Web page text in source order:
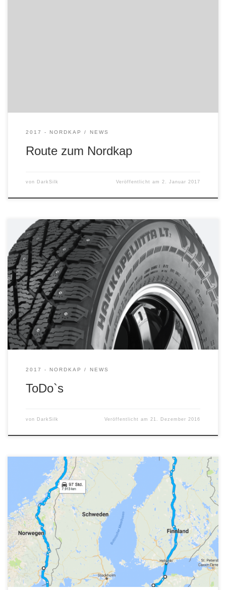
2017 - NORDKAP NEWS
Route zum Nordkap
von DarkSilk Veröffentlicht am2. Januar 2017
tja, der skandinavische Winter ist schon hart. Die Liste der
Ausrüstungsgegenstände wird länger und länger. Gut, dass
wir einen Wrangler Unlimited haben. Da sollte eigentlich
alles reinpassen. Unter anderem: DEFA Motorwaermer-
Batterieladekombination dicker Schlafsäcke 2
Reservekanister mit norwegischem Treibstoff 1
Wasserkanister Trek´n Eat-Lunch Gaskocher Bergeseil
Schneeschaufel Schneebesen Eiskratzer …..
2017 - NORDKAP NEWS
ToDo`s
von DarkSilk Veröffentlicht am 21. Dezember 2016
Die Planungen laufen an. Im Februar 2017 machen wir uns
auf die winterliche Reise Richtung Nordkap. Die erste
Streckenplanung sieht so aus: